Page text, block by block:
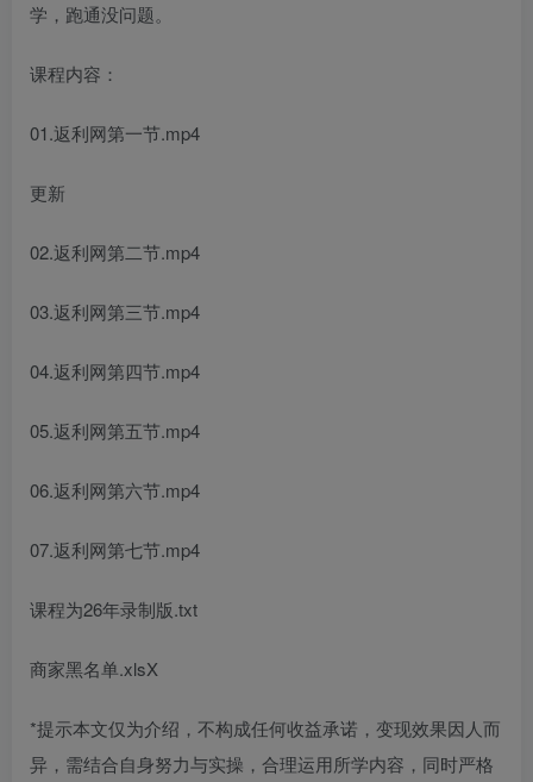
学，跑通没问题。
课程内容：
01.返利网第一节.mp4
更新
02.返利网第二节.mp4
03.返利网第三节.mp4
04.返利网第四节.mp4
05.返利网第五节.mp4
06.返利网第六节.mp4
07.返利网第七节.mp4
课程为26年录制版.txt
商家黑名单.xlsX
*提示本文仅为介绍，不构成任何收益承诺，变现效果因人而
异，需结合自身努力与实操，合理运用所学内容，同时严格